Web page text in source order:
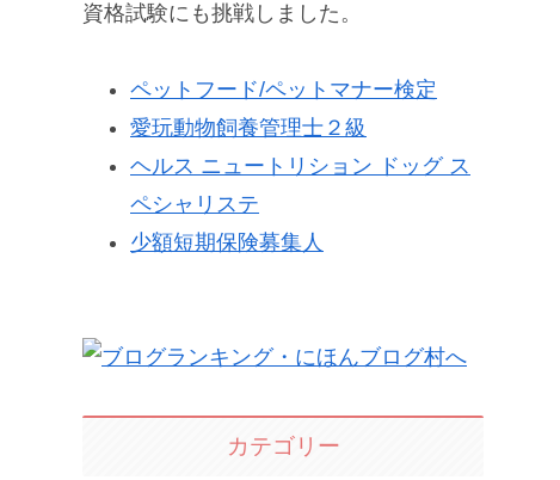
資格試験にも挑戦しました。
ペットフード/ペットマナー検定
愛玩動物飼養管理士２級
ヘルス ニュートリション ドッグ ス
ペシャリステ
少額短期保険募集人
カテゴリー